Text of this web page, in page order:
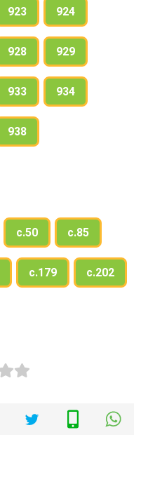
923 924
928 929
933 934
938
с.50 с.85
с.179 с.202